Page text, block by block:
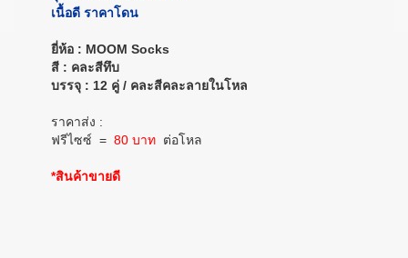
เนื้อดี ราคาโดน
ยี่ห้อ : MOOM Socks
สี : คละสีทึบ
บรรจุ : 12 คู่ / คละสีคละลายในโหล
ราคาส่ง :
ฟรีไซซ์ = 80 บาท ต่อโหล
*สินค้าขายดี